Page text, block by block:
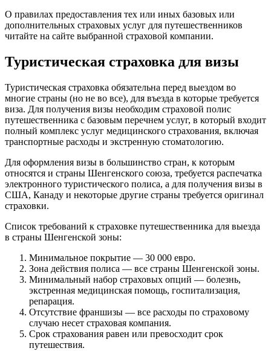
О правилах предоставления тех или иных базовых или
дополнительных страховых услуг для путешественников
читайте на сайте выбранной страховой компании.
Туристическая страховка для визы
Туристическая страховка обязательна перед выездом во
многие страны (но не во все), для въезда в которые требуется
виза. Для получения визы необходим страховой полис
путешественника с базовым перечнем услуг, в который входит
полный комплекс услуг медицинского страхования, включая
транспортные расходы и экстренную стоматологию.
Для оформления визы в большинство стран, к которым
относятся и страны Шенгенского союза, требуется распечатка
электронного туристического полиса, а для получения визы в
США, Канаду и некоторые другие страны требуется оригинал
страховки.
Список требований к страховке путешественника для выезда
в страны Шенгенской зоны:
Минимальное покрытие — 30 000 евро.
Зона действия полиса — все страны Шенгенской зоны.
Минимальный набор страховых опций — болезнь,
экстренная медицинская помощь, госпитализация,
репарация.
Отсутствие франшизы — все расходы по страховому
случаю несет страховая компания.
Срок страхования равен или превосходит срок
путешествия.